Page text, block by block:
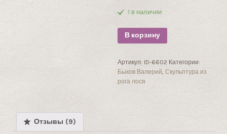
1 в наличии
В корзину
Артикул: ID-6602 Категории:
Быков Валерий,Скульптура из
рога лося
Отзывы (9)